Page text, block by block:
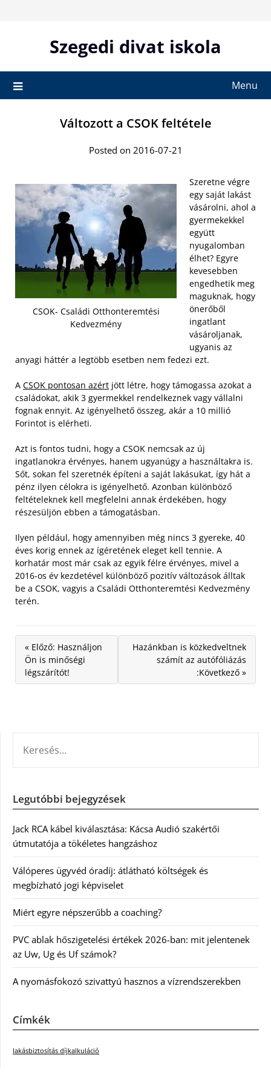
Szegedi divat iskola
Menu
Változott a CSOK feltétele
Posted on 2016-07-21
CSOK- Családi Otthonteremtési
Kedvezmény
Szeretne végre
egy saját lakást
vásárolni, ahol a
gyermekekkel
együtt
nyugalomban
élhet? Egyre
kevesebben
engedhetik meg
maguknak, hogy
önerőből
ingatlant
vásároljanak,
ugyanis az
anyagi háttér a legtöbb esetben nem fedezi ezt.
A CSOK pontosan azért jött létre, hogy támogassa azokat a
családokat, akik 3 gyermekkel rendelkeznek vagy vállalni
fognak ennyit. Az igényelhető összeg, akár a 10 millió
Forintot is elérheti.
Azt is fontos tudni, hogy a CSOK nemcsak az új
ingatlanokra érvényes, hanem ugyanúgy a használtakra is.
Sőt, sokan fel szeretnék építeni a saját lakásukat, így hát a
pénz ilyen célokra is igényelhető. Azonban különböző
feltételeknek kell megfelelni annak érdekében, hogy
részesüljön ebben a támogatásban.
Ilyen például, hogy amennyiben még nincs 3 gyereke, 40
éves korig ennek az ígéretének eleget kell tennie. A
korhatár most már csak az egyik félre érvényes, mivel a
2016-os év kezdetével különböző pozitív változások álltak
be a CSOK, vagyis a Családi Otthonteremtési Kedvezmény
terén.
« Előző: Használjon
Ön is minőségi
légszárítót!
Hazánkban is közkedveltnek
számít az autófóliázás
:Következő »
Legutóbbi bejegyzések
Jack RCA kábel kiválasztása: Kácsa Audió szakértői
útmutatója a tökéletes hangzáshoz
Válóperes ügyvéd óradíj: átlátható költségek és
megbízható jogi képviselet
Miért egyre népszerűbb a coaching?
PVC ablak hőszigetelési értékek 2026-ban: mit jelentenek
az Uw, Ug és Uf számok?
A nyomásfokozó szivattyú hasznos a vízrendszerekben
Címkék
lakásbiztosítás díjkalkuláció